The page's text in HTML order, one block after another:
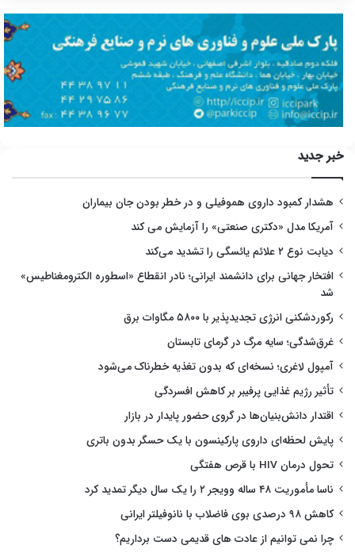
خبر جدید
هشدار کمبود داروی هموفیلی و در خطر بودن جان بیماران
آمریکا مدل «دکتری صنعتی» را آزمایش می کند
دیابت نوع ۲ علائم یائسگی را تشدید می‌کند
افتخار جهانی برای دانشمند ایرانی؛ نادر انقطاع «اسطوره الکترومغناطیس»
شد
رکوردشکنی انرژی تجدیدپذیر با ۵۸۰۰ مگاوات برق
غرق‌شدگی؛ سایه مرگ در گرمای تابستان
آمپول لاغری؛ نسخه‌ای که بدون تغذیه خطرناک می‌شود
تأثیر رژیم غذایی پرفیبر بر کاهش افسردگی
اقتدار دانش‌بنیان‌ها در گروی حضور پایدار در بازار
پایش لحظه‌ای داروی پارکینسون با یک حسگر بدون باتری
تحول درمان HIV با قرص هفتگی
ناسا مأموریت ۴۸ ساله وویجر ۲ را یک سال دیگر تمدید کرد
کاهش ۹۸ درصدی بوی فاضلاب با نانوفیلتر ایرانی
چرا نمی توانیم از عادت های قدیمی دست برداریم؟